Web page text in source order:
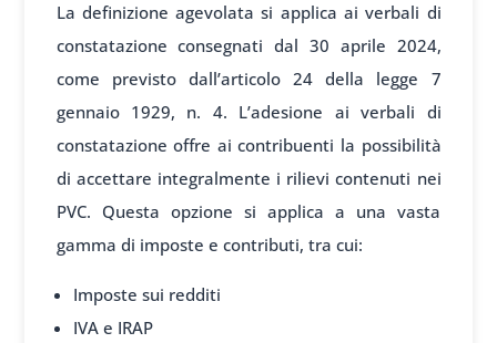
La definizione agevolata si applica ai verbali di
constatazione consegnati dal 30 aprile 2024,
come previsto dall’articolo 24 della legge 7
gennaio 1929, n. 4. L’adesione ai verbali di
constatazione offre ai contribuenti la possibilità
di accettare integralmente i rilievi contenuti nei
PVC. Questa opzione si applica a una vasta
gamma di imposte e contributi, tra cui:
Imposte sui redditi
IVA e IRAP